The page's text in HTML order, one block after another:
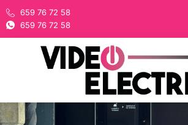
659 76 72 58
659 76 72 58